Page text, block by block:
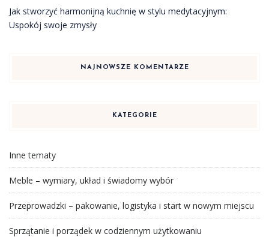
Jak stworzyć harmonijną kuchnię w stylu medytacyjnym:
Uspokój swoje zmysły
NAJNOWSZE KOMENTARZE
KATEGORIE
Inne tematy
Meble – wymiary, układ i świadomy wybór
Przeprowadzki – pakowanie, logistyka i start w nowym miejscu
Sprzątanie i porządek w codziennym użytkowaniu